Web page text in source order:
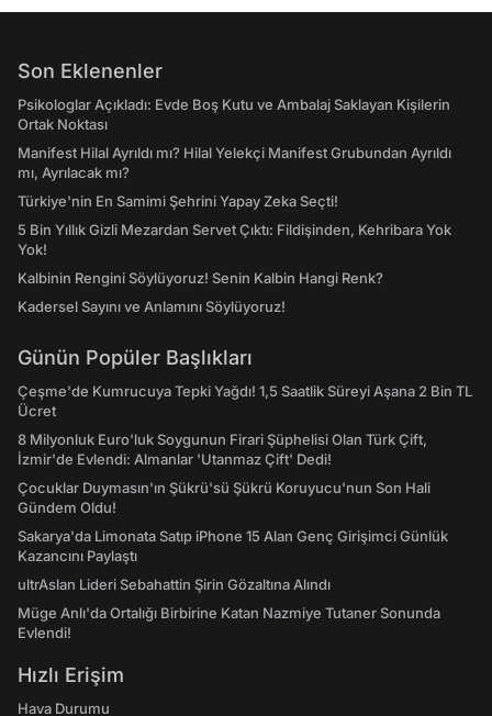
Son Eklenenler
Psikologlar Açıkladı: Evde Boş Kutu ve Ambalaj Saklayan Kişilerin
Ortak Noktası
Manifest Hilal Ayrıldı mı? Hilal Yelekçi Manifest Grubundan Ayrıldı
mı, Ayrılacak mı?
Türkiye'nin En Samimi Şehrini Yapay Zeka Seçti!
5 Bin Yıllık Gizli Mezardan Servet Çıktı: Fildişinden, Kehribara Yok
Yok!
Kalbinin Rengini Söylüyoruz! Senin Kalbin Hangi Renk?
Kadersel Sayını ve Anlamını Söylüyoruz!
Günün Popüler Başlıkları
Çeşme'de Kumrucuya Tepki Yağdı! 1,5 Saatlik Süreyi Aşana 2 Bin TL
Ücret
8 Milyonluk Euro'luk Soygunun Firari Şüphelisi Olan Türk Çift,
İzmir'de Evlendi: Almanlar 'Utanmaz Çift' Dedi!
Çocuklar Duymasın'ın Şükrü'sü Şükrü Koruyucu'nun Son Hali
Gündem Oldu!
Sakarya'da Limonata Satıp iPhone 15 Alan Genç Girişimci Günlük
Kazancını Paylaştı
ultrAslan Lideri Sebahattin Şirin Gözaltına Alındı
Müge Anlı'da Ortalığı Birbirine Katan Nazmiye Tutaner Sonunda
Evlendi!
Hızlı Erişim
Hava Durumu